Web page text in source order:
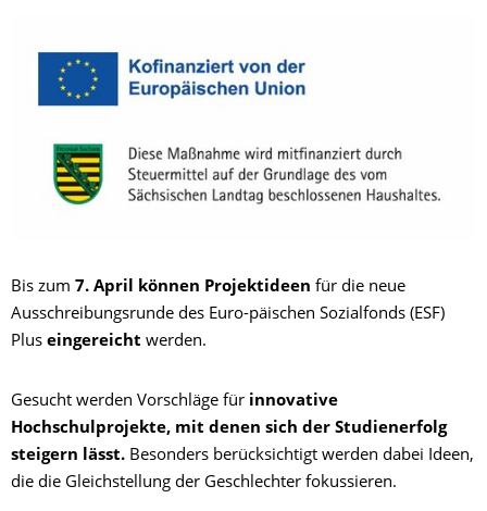
Bis zum 7. April können Projektideen für die neue
Ausschreibungsrunde des Euro-päischen Sozialfonds (ESF)
Plus eingereicht werden.
Gesucht werden Vorschläge für innovative
Hochschulprojekte, mit denen sich der Studienerfolg
steigern lässt. Besonders berücksichtigt werden dabei Ideen,
die die Gleichstellung der Geschlechter fokussieren.